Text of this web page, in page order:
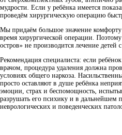
мудрости. Если у ребёнка имеется
проведём хирургическую операцию
Мы придаём большое значение комфорту
время хирургической операции.
остров» не производится лечение детей
Рекомендация специалиста: если
врачом, процедура удаления должна
условиях общего наркоза.
просто оставляют в душе ребёнка
эмоции, страх и беспомощность,
разрушать его психику и в дальнейшем
неврологических и поведенческих